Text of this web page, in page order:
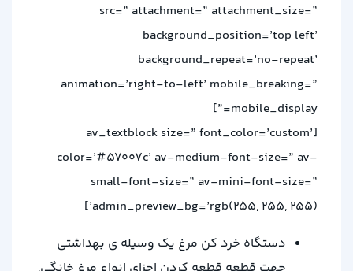
src=” attachment=” attachment_size=”
background_position=’top left’
background_repeat=’no-repeat’
animation=’right-to-left’ mobile_breaking=”
mobile_display=”]
[av_textblock size=” font_color=’custom’
color=’#57007c’ av-medium-font-size=” av-
small-font-size=” av-mini-font-size=”
admin_preview_bg=’rgb(255, 255, 255)’]
دستگاه خرد کن مرغ یک وسیله ی بهداشتی